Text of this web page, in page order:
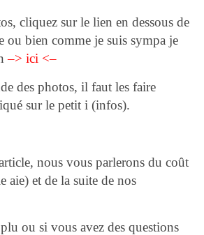
cliquez sur le lien en dessous de
ou bien comme je suis sympa je
–> ici <–
des photos, il faut les faire
sur le petit i (infos).
nous vous parlerons du coût
aie) et de la suite de nos
ou si vous avez des questions